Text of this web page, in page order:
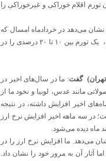
اقلام خوراکی و غیرخوراکی را
می‌دهد در خردادماه امسال که
البته آمارهای رسمی آن هنوز منتشر نشده، قیمت اقلامی مانند تخم مرغ، لبنیات و دخانیات، یک تورم بین ۱۰ تا ۲۰ درصدی را در
) گفت: ما در سال‌های اخیر در
مانند عدس، لوبیا و نخود ما از
اخیر افزایش داشته، در نتیجه
در سه ماهه اخیر افزایش نرخ ارز
ماه دیده می‌شود.
می‌دهد. ما افزایش نرخ ارز را در
۱۰۰ هزار تومان را هم رد کند، اما آثار آن به مرور خود را نشان داد.